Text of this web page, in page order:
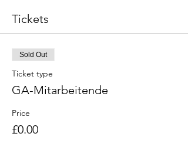
Tickets
Sold Out
Ticket type
GA-Mitarbeitende
Price
£0.00